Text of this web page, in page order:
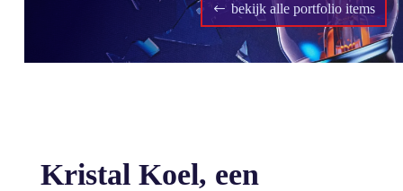
bekijk alle portfolio items
Kristal Koel, een